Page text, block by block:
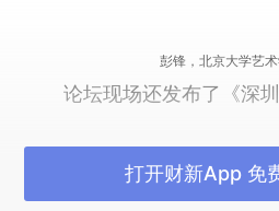
彭锋，北京大学艺
论坛现场还发布了《深圳
则》。两部导则凝聚上百位
从“城市色彩”和“公共建筑”
打开财新App 免